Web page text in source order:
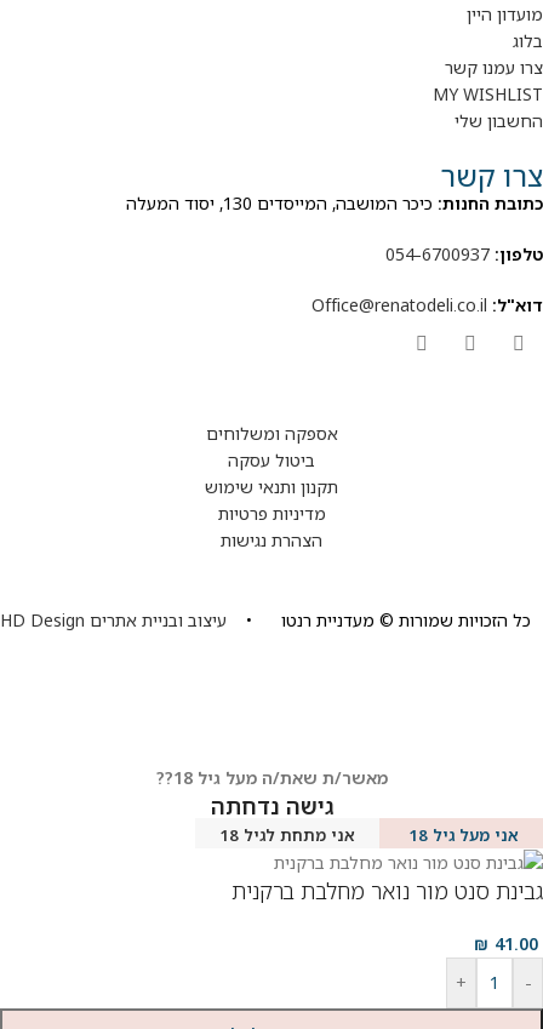
מועדון היין
בלוג
צרו עמנו קשר
MY WISHLIST
החשבון שלי
צרו קשר
כתובת החנות: כיכר המושבה, המייסדים 130, יסוד המעלה
טלפון: 054-6700937
דוא"ל: Office@renatodeli.co.il
אספקה ומשלוחים
ביטול עסקה
תקנון ותנאי שימוש
מדיניות פרטיות
הצהרת נגישות
כל הזכויות שמורות © מעדניית רנטו • עיצוב ובניית אתרים HD Design
מאשר/ת שאת/ה מעל גיל 18??
גישה נדחתה
אני מעל גיל 18 אני מתחת לגיל 18
גבינת סנט מור נואר מחלבת ברקנית
41.00
₪
-
+